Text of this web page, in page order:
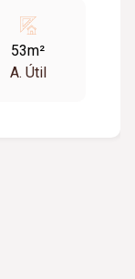
de
53m²
A. Útil